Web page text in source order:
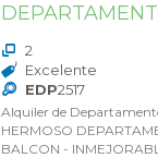
2
Excelente
EDP2517
Alquiler de
HERMOSO
BALCON -